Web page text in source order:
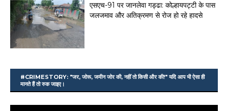
एसएच-91 पर जानलेवा गड्ढा: कोल्हायपट्टी के पास
जलजमाव और अतिक्रमण से रोज हो रहे हादसे
#CRIMESTORY: "जर, जोरू, जमीन जोर की, नहीं तो किसी और की!" यदि आप भी ऐसा ही
मानते हैं तो रुक जाइए।